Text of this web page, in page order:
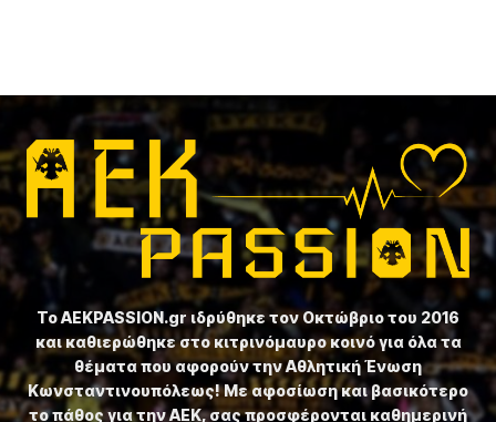
Το ⁦AEKPASSION.gr⁩ ιδρύθηκε τον Οκτώβριο του 2016
και καθιερώθηκε στο κιτρινόμαυρο κοινό για όλα τα
θέματα που αφορούν την Αθλητική Ένωση
Κωνσταντινουπόλεως! Με αφοσίωση και βασικότερο
το πάθος για την ΑΕΚ, σας προσφέρονται καθημερινή